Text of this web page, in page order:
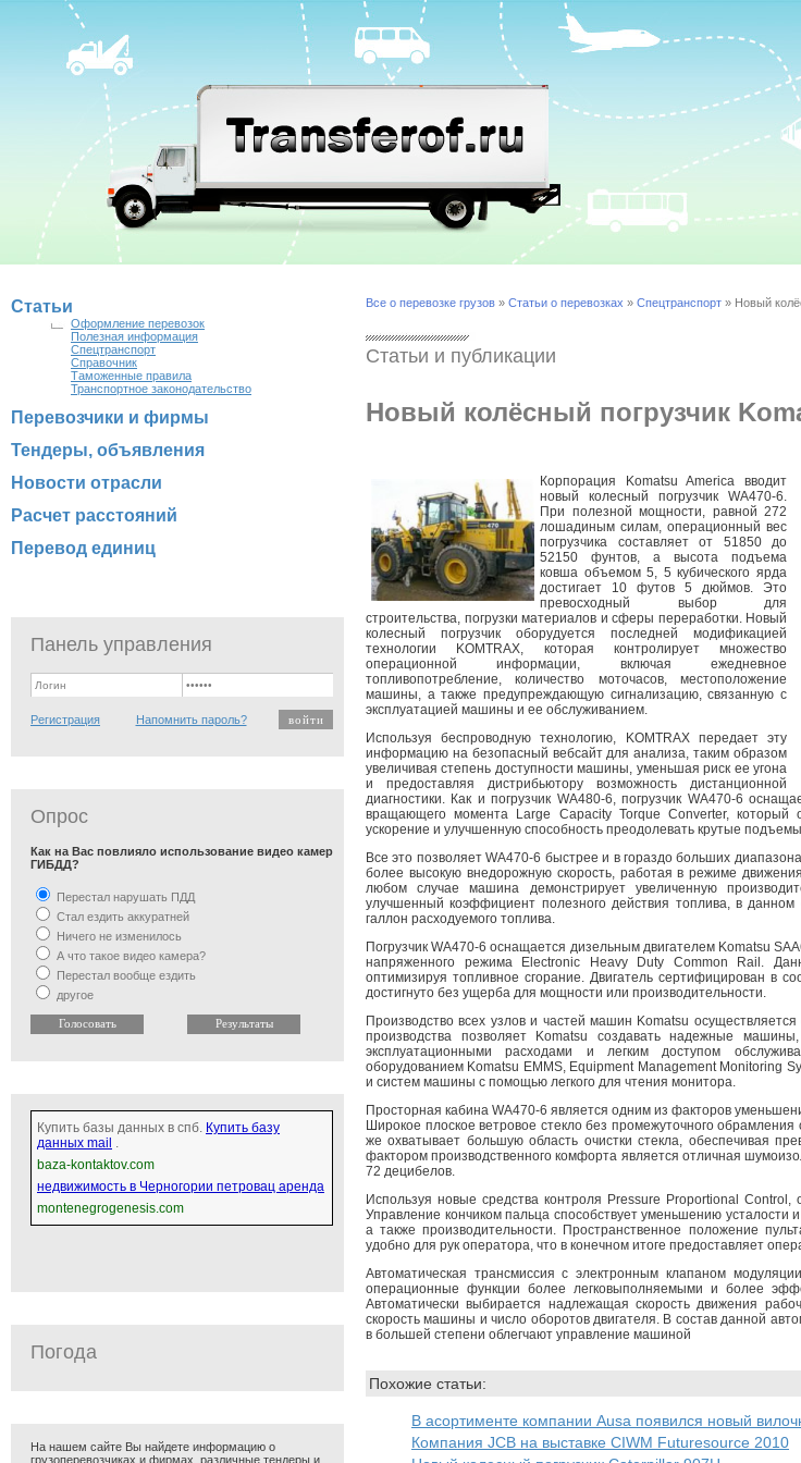
Статьи
Оформление перевозок
Полезная информация
Спецтранспорт
Справочник
Таможенные правила
Транспортное законодательство
Перевозчики и фирмы
Тендеры, объявления
Новости отрасли
Расчет расстояний
Перевод единиц
Панель управления
Регистрация Напомнить пароль?
Опрос
Как на Вас повлияло использование видео камер
ГИБДД?
Перестал нарушать ПДД
Стал ездить аккуратней
Ничего не изменилось
А что такое видео камера?
Перестал вообще ездить
другое
Купить базы данных в спб. Купить базу
данных mail .
baza-kontaktov.com
недвижимость в Черногории петровац аренда
montenegrogenesis.com
Погода
На нашем сайте Вы найдете информацию о
грузоперевозчиках и фирмах, различные тендеры и
Все о перевозке грузов » Статьи о перевозках » Спецтранспорт » Новый
Статьи и публикации
Новый колёсный погрузчик
Корпорация Komatsu America вводит
новый колесный погрузчик WA470-6.
При полезной мощности, равной 272
лошадиным силам, операционный вес
погрузчика составляет от 51850 до
52150 фунтов, а высота подъема
ковша объемом 5, 5 кубического ярда
достигает 10 футов 5 дюймов. Это
превосходный выбор для
строительства, погрузки материалов и сферы переработки. Новый
колесный погрузчик оборудуется последней модификацией
технологии KOMTRAX, которая контролирует множество
операционной информации, включая ежедневное
топливопотребление, количество моточасов, местоположение
машины, а также предупреждающую сигнализацию, связанную с
эксплуатацией машины и ее обслуживанием.
Используя беспроводную технологию, KOMTRAX передает эту
информацию на безопасный вебсайт для анализа, таким образом
увеличивая степень доступности машины, уменьшая риск ее угона
и предоставляя дистрибьютору возможность дистанционной
диагностики. Как и погрузчик WA480-6, погрузчик WA470-6
вращающего момента Large Capacity Torque Converter, который
ускорение и улучшенную способность преодолевать крутые
Все это позволяет WA470-6 быстрее и в гораздо больших
более высокую внедорожную скорость, работая в режиме
любом случае машина демонстрирует увеличенную
улучшенный коэффициент полезного действия топлива, в
галлон расходуемого топлива.
Погрузчик WA470-6 оснащается дизельным двигателем Komatsu
напряженного режима Electronic Heavy Duty Common Rail.
оптимизируя топливное сгорание. Двигатель сертифицирован в
достигнуто без ущерба для мощности или производительности.
Производство всех узлов и частей машин Komatsu
производства позволяет Komatsu создавать надежные
эксплуатационными расходами и легким доступом
оборудованием Komatsu EMMS, Equipment Management Monitoring
и систем машины с помощью легкого для чтения монитора.
Просторная кабина WA470-6 является одним из факторов
Широкое плоское ветровое стекло без промежуточного
же охватывает большую область очистки стекла, обеспечивая
фактором производственного комфорта является отличная
72 децибелов.
Используя новые средства контроля Pressure Proportional
Управление кончиком пальца способствует уменьшению усталости
а также производительности. Пространственное положение
удобно для рук оператора, что в конечном итоге предоставляет
Автоматическая трансмиссия с электронным клапаном
операционные функции более легковыполняемыми и более
Автоматически выбирается надлежащая скорость движения
скорость машины и число оборотов двигателя. В состав данной
в большей степени облегчают управление машиной
Похожие статьи:
В асортименте компании Ausa появился новый
Компания JCB на выставке CIWM Futuresource 2010